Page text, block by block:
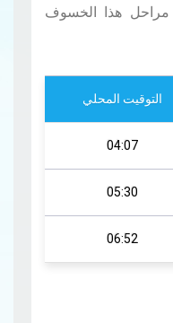
هذا الخسوف
التوقيت المحلي
04:07
05:30
06:52